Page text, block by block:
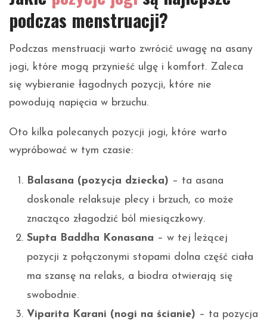
podczas menstruacji?
Podczas menstruacji warto zwrócić uwagę na asany
jogi, które mogą przynieść ulgę i komfort. Zaleca
się wybieranie łagodnych pozycji, które nie
powodują napięcia w brzuchu.
Oto kilka polecanych pozycji jogi, które warto
wypróbować w tym czasie:
Balasana (pozycja dziecka) – ta asana
doskonale relaksuje plecy i brzuch, co może
znacząco złagodzić ból miesiączkowy.
Supta Baddha Konasana – w tej leżącej
pozycji z połączonymi stopami dolna część ciała
ma szansę na relaks, a biodra otwierają się
swobodnie.
Viparita Karani (nogi na ścianie) – ta pozycja